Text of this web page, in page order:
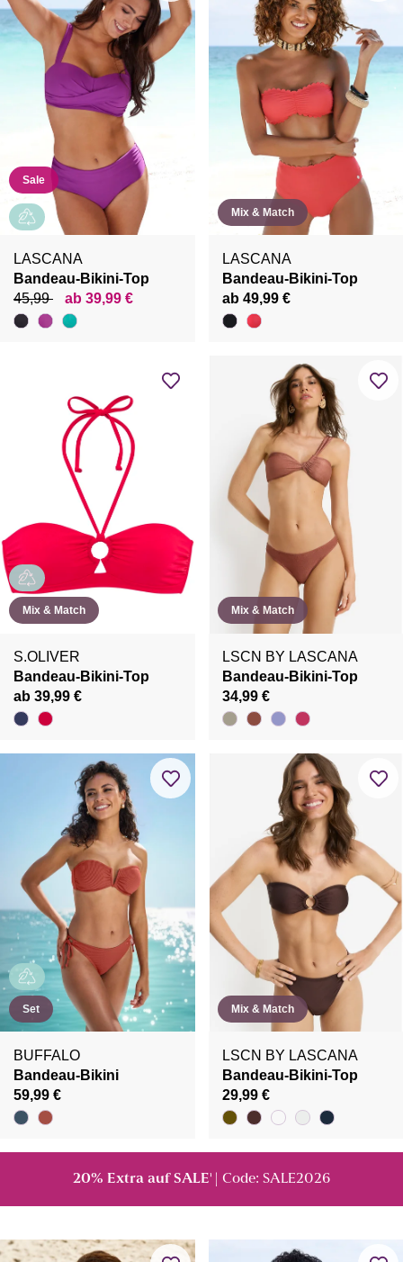
Sale
LASCANA
Bandeau-Bikini-Top
45,99
ab 39,99 €
Mix & Match
LASCANA
Bandeau-Bikini-Top
ab 49,99 €
Mix & Match
S.OLIVER
Bandeau-Bikini-Top
ab 39,99 €
Mix & Match
LSCN BY LASCANA
Bandeau-Bikini-Top
34,99 €
Set
BUFFALO
Bandeau-Bikini
59,99 €
Mix & Match
LSCN BY LASCANA
Bandeau-Bikini-Top
29,99 €
20% Extra auf SALE ¹ | Code: SALE2026